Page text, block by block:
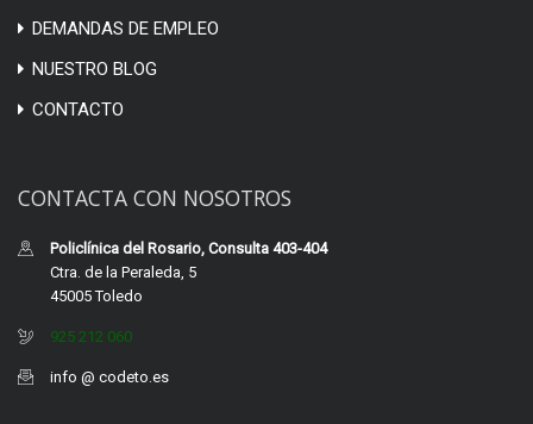
DEMANDAS DE EMPLEO
NUESTRO BLOG
CONTACTO
CONTACTA CON NOSOTROS
Policlínica del Rosario, Consulta 403-404
Ctra. de la Peraleda, 5
45005 Toledo
925 212 060
info @ codeto.es